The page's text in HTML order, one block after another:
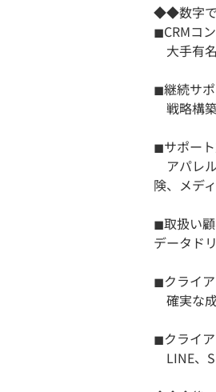
◆◆数字
◼︎CRMコ
大手有
◼︎継続サ
戦略構
◼︎サポー
アパレ
険、メデ
◼︎取扱い
データド
◼︎クライ
確実な
◼︎クライ
LINE、